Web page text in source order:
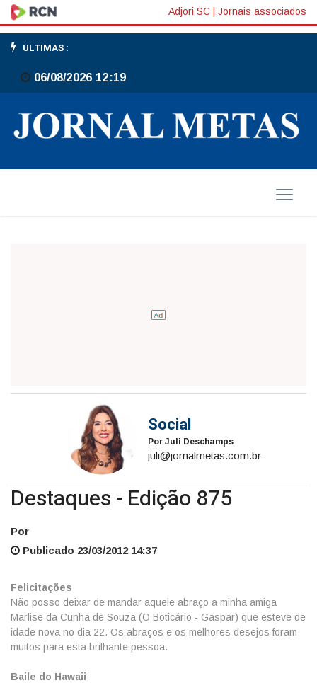
Destaques
-
Edição
875
Adjori SC Jornais associados
ULTIMAS :
06/08/2026 12:19
Social
Por Juli Deschamps
juli@jornalmetas.com.br
Destaques - Edição 875
Por
Publicado 23/03/2012 14:37
Felicitações
Não posso deixar de mandar aquele abraço a minha amiga
Marlise da Cunha de Souza (O Boticário - Gaspar) que esteve de
idade nova no dia 22. Os abraços e os melhores desejos foram
muitos para esta brilhante pessoa.
Baile do Hawaii